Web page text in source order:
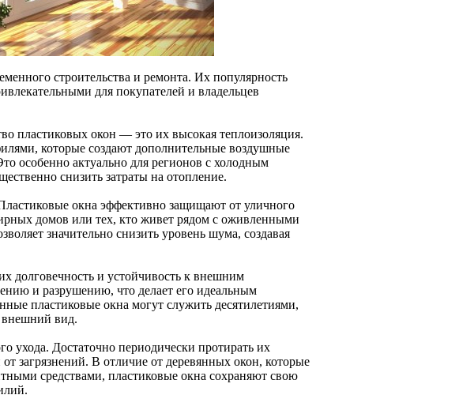
строительства и ремонта. Их популярность
для покупателей и владельцев
пластиковых окон — это их высокая теплоизоляция.
которые создают дополнительные воздушные
особенно актуально для регионов с холодным
снизить затраты на отопление.
окна эффективно защищают от уличного
домов или тех, кто живет рядом с оживленными
значительно снизить уровень шума, создавая
долговечность и устойчивость к внешним
и разрушению, что делает его идеальным
пластиковые окна могут служить десятилетиями,
внешний вид.
ухода. Достаточно периодически протирать их
загрязнений. В отличие от деревянных окон, которые
средствами, пластиковые окна сохраняют свою